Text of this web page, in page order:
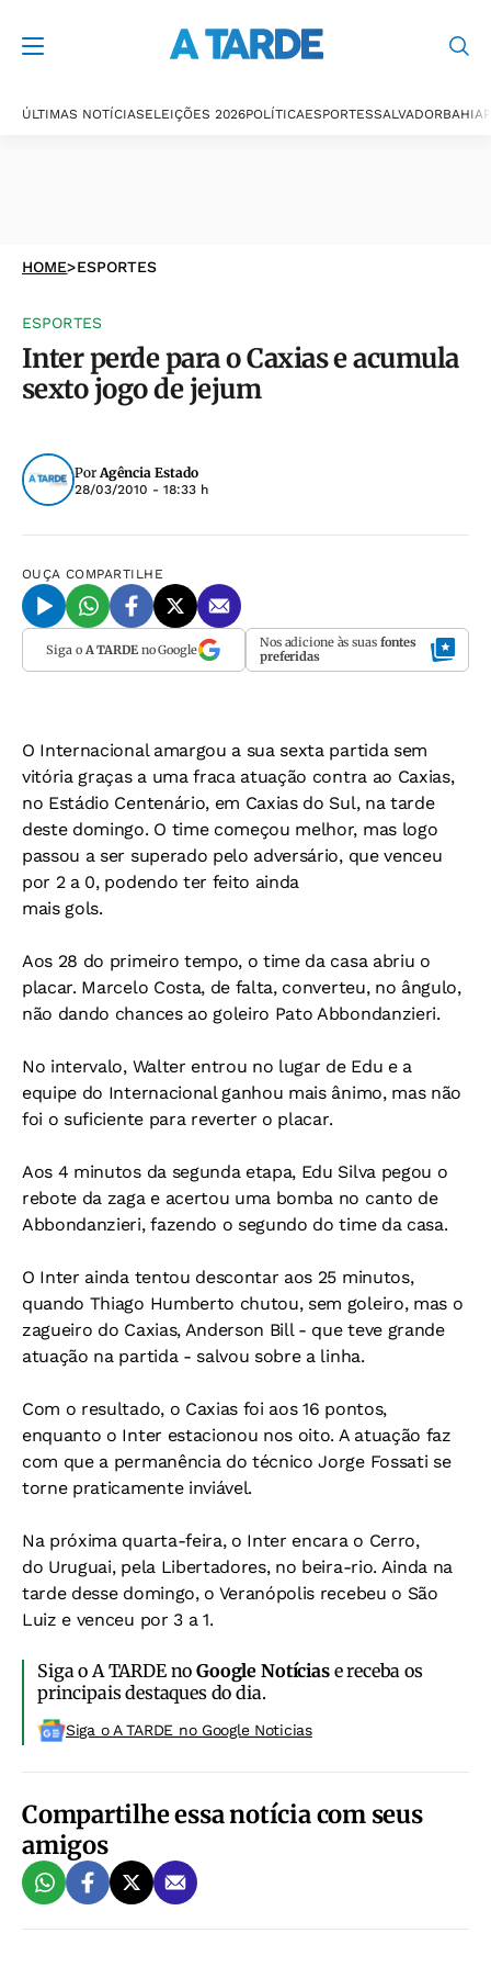
ÚLTIMAS NOTÍCIASELEIÇÕES 2026POLÍTICAESPORTESSALVADORBAHIA
HOME>ESPORTES
ESPORTES
Inter perde para o Caxias e acumula
sexto jogo de jejum
PorAgência Estado
28/03/2010 - 18:33 h
OUÇA COMPARTILHE
Siga o A TARDEno Google Nos adicione às suas fontes
preferidas
O Internacional amargou a sua sexta partida sem
vitória graças a uma fraca atuação contra ao Caxias,
no Estádio Centenário, em Caxias do Sul, na tarde
deste domingo. O time começou melhor, mas logo
passou a ser superado pelo adversário, que venceu
por 2 a 0, podendo ter feito ainda
mais gols.
Aos 28 do primeiro tempo, o time da casa abriu o
placar. Marcelo Costa, de falta, converteu, no ângulo,
não dando chances ao goleiro Pato Abbondanzieri.
No intervalo, Walter entrou no lugar de Edu e a
equipe do Internacional ganhou mais ânimo, mas não
foi o suficiente para reverter o placar.
Aos 4 minutos da segunda etapa, Edu Silva pegou o
rebote da zaga e acertou uma bomba no canto de
Abbondanzieri, fazendo o segundo do time da casa.
O Inter ainda tentou descontar aos 25 minutos,
quando Thiago Humberto chutou, sem goleiro, mas o
zagueiro do Caxias, Anderson Bill - que teve grande
atuação na partida - salvou sobre a linha.
Com o resultado, o Caxias foi aos 16 pontos,
enquanto o Inter estacionou nos oito. A atuação faz
com que a permanência do técnico Jorge Fossati se
torne praticamente inviável.
Na próxima quarta-feira, o Inter encara o Cerro,
do Uruguai, pela Libertadores, no beira-rio. Ainda na
tarde desse domingo, o Veranópolis recebeu o São
Luiz e venceu por 3 a 1.
Siga o A TARDE noGoogle Notíciase receba os
principais destaques do dia.
Siga o A TARDE no Google Noticias
Compartilhe essa notícia com seus
amigos